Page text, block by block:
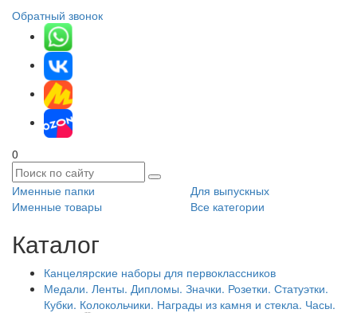
Обратный звонок
0
Именные папки
Для выпускных
Именные товары
Все категории
Каталог
Канцелярские наборы для первоклассников
Медали. Ленты. Дипломы. Значки. Розетки. Статуэтки.
Кубки. Колокольчики. Награды из камня и стекла. Часы.